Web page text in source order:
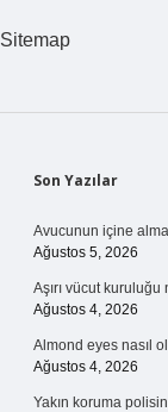
Sitemap
Son Yazılar
Avucunun içine
Ağustos 5, 2026
Aşırı vücut
Ağustos 4, 2026
Almond eyes nasıl
Ağustos 4, 2026
Yakın koruma